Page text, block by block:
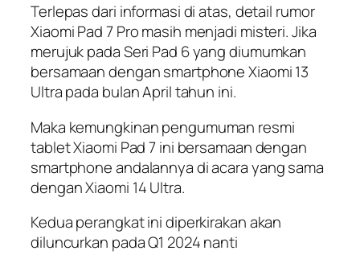
Terlepas dari informasi di atas, detail rumor
Xiaomi Pad 7 Pro masih menjadi misteri. Jika
merujuk pada Seri Pad 6 yang diumumkan
bersamaan dengan smartphone Xiaomi 13
Ultra pada bulan April tahun ini.
Maka kemungkinan pengumuman resmi
tablet Xiaomi Pad 7 ini bersamaan dengan
smartphone andalannya di acara yang sama
dengan Xiaomi 14 Ultra.
Kedua perangkat ini diperkirakan akan
diluncurkan pada Q1 2024 nanti